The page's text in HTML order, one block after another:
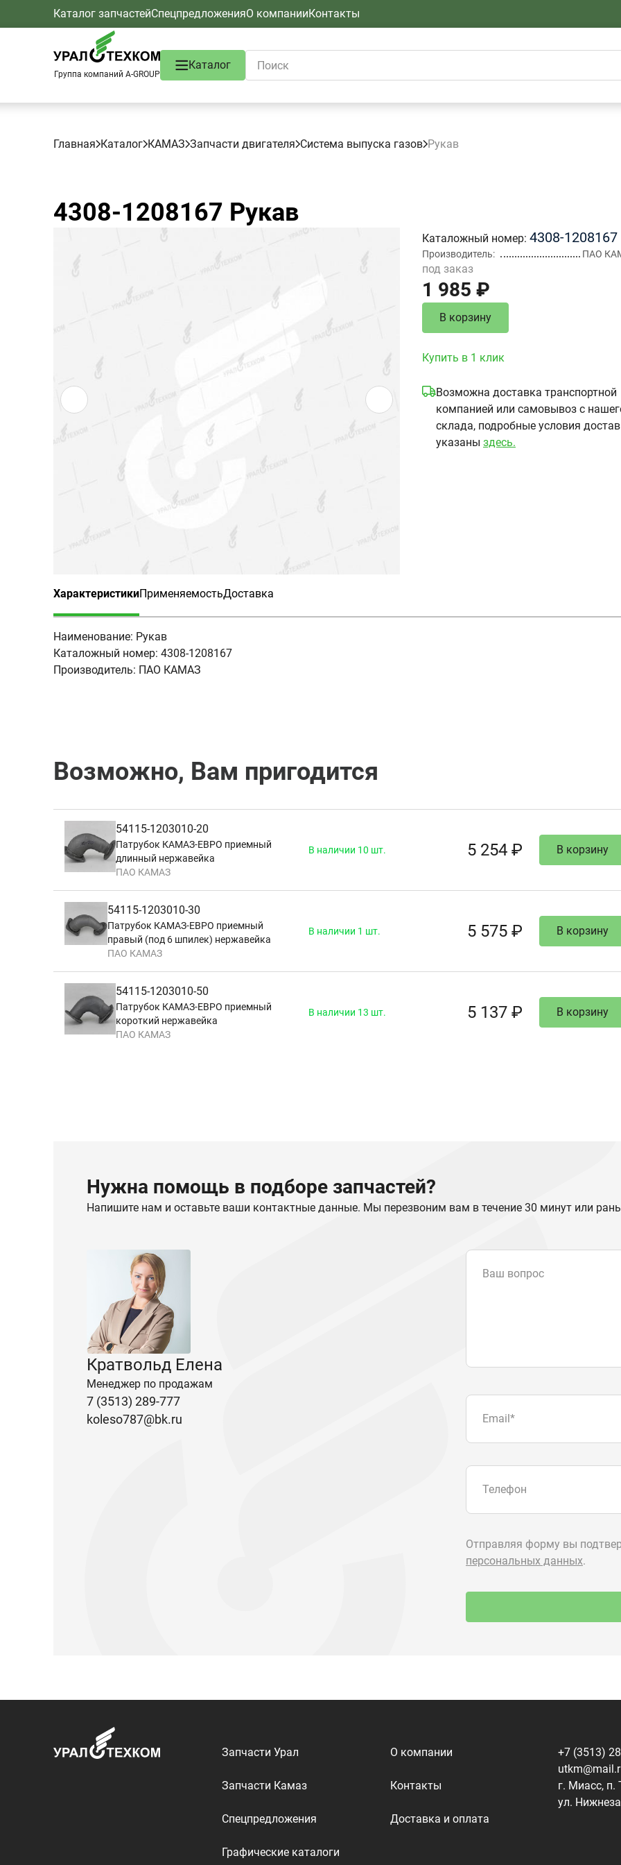
Каталог запчастейСпецпредложенияО компанииКонтакты
Группа компаний A-GROUP
Каталог
Главная Каталог КАМАЗ Запчасти двигателя Система выпуска газов Рукав
4308-1208167 Рукав
Каталожный номер 4308-1208167
Производитель ПАО
под заказ
1 985 ₽
В корзину
Купить в 1 клик
Возможна доставка транспортной
компанией или самовывоз с
склада, подробные условия
указаны здесь.
Характеристики
(активная вкладка)
ПрименяемостьДоставка
Наименование: Рукав
Каталожный номер: 4308-1208167
Производитель: ПАО КАМАЗ
Возможно, Вам пригодится
54115-1203010-20
Патрубок КАМАЗ-ЕВРО приемный
длинный нержавейка
ПАО КАМАЗ
В наличии 10 шт. 5 254 ₽ В корзину
54115-1203010-30
Патрубок КАМАЗ-ЕВРО приемный
правый (под 6 шпилек) нержавейка
ПАО КАМАЗ
В наличии 1 шт. 5 575 ₽ В корзину
54115-1203010-50
Патрубок КАМАЗ-ЕВРО приемный
короткий нержавейка
ПАО КАМАЗ
В наличии 13 шт. 5 137 ₽ В корзину
Нужна помощь в подборе запчастей?
Напишите нам и оставьте ваши контактные данные. Мы перезвоним вам в течение 30 минут или
Кратвольд Елена
Менеджер по продажам
7 (3513) 289-777
koleso787@bk.ru
Ваш вопрос
Доставка и оплата
+7 (3513)
г. Миасс, п.
ООО «УралТехКом», 2026 Политика конфиденциальности